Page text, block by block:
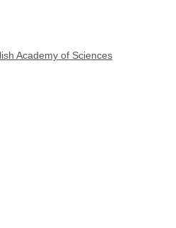
Academy of Sciences